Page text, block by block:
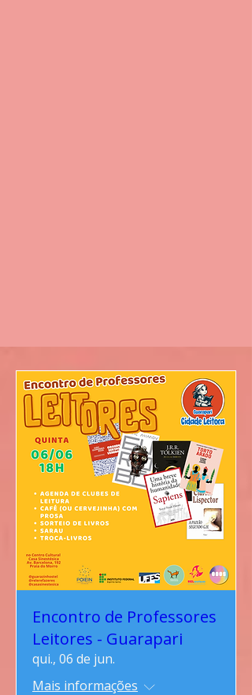
Encontro de Professores
Leitores - Guarapari
qui., 06 de jun.
Mais informações